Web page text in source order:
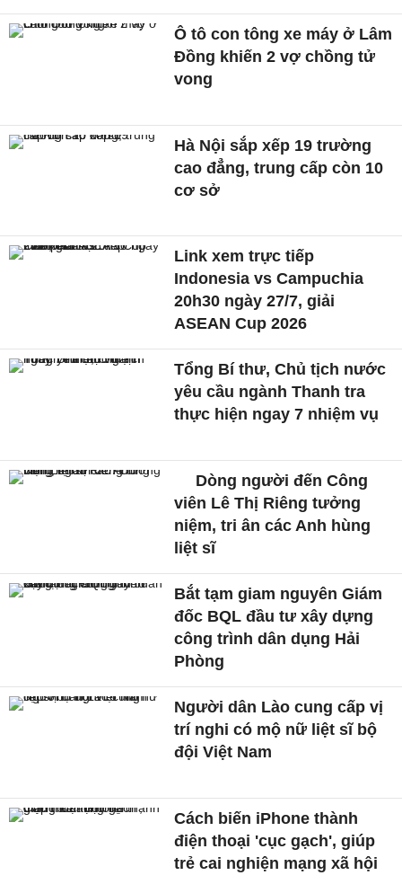
Ô tô con tông xe máy ở Lâm
Đồng khiến 2 vợ chồng tử
vong
Hà Nội sắp xếp 19 trường
cao đẳng, trung cấp còn 10
cơ sở
Link xem trực tiếp
Indonesia vs Campuchia
20h30 ngày 27/7, giải
ASEAN Cup 2026
Tổng Bí thư, Chủ tịch nước
yêu cầu ngành Thanh tra
thực hiện ngay 7 nhiệm vụ
Dòng người đến Công
viên Lê Thị Riêng tưởng
niệm, tri ân các Anh hùng
liệt sĩ
Bắt tạm giam nguyên Giám
đốc BQL đầu tư xây dựng
công trình dân dụng Hải
Phòng
Người dân Lào cung cấp vị
trí nghi có mộ nữ liệt sĩ bộ
đội Việt Nam
Cách biến iPhone thành
điện thoại 'cục gạch', giúp
trẻ cai nghiện mạng xã hội